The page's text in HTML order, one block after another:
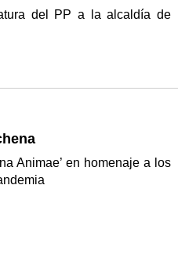
del PP a la alcaldía de
Animae’ en homenaje a los